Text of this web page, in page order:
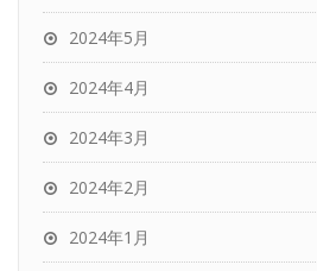
2024年5月
2024年4月
2024年3月
2024年2月
2024年1月